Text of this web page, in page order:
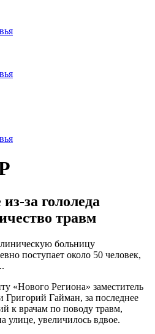
за гололеда
травм
больницу
поступает около 50 человек,
«Нового Региона» заместитель
Григорий Гайман, за последнее
к врачам по поводу травм,
улице, увеличилось вдвое.